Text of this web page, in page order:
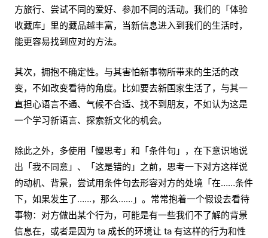
方旅行、尝试不同的爱好、参加不同的活动。我们的「体验
收藏库」里的藏品越丰富，当新信息进入到我们的生活时，
能更容易找到应对的方法。
其次，拥抱不确定性。与其害怕新事物所带来的生活的改
变，不如改变看待的角度。比如要去新国家生活了，与其一
直担心语言不通、气候不合适、找不到朋友，不如认为这是
一个学习新语言、探索新文化的机会。
除此之外，多使用「慢思考」和「条件句」，在下意识地说
出「我不同意」、「这是错的」之前，思考一下对方这样说
的动机、背景，尝试用条件句去形容对方的处境「在……条件
下，如果发生了……，那么……」。常常抱着一个假设去看待
事物：对方做出某个行为，可能是有一些我们不了解的背景
信息在，或者是因为 ta 成长的环境让 ta 有这样的行为和性